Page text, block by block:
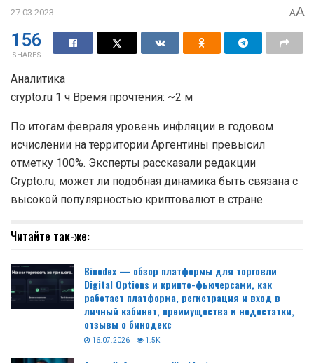
27.03.2023 AA
156
SHARES
Аналитика
crypto.ru 1 ч Время прочтения: ~2 м
По итогам февраля уровень инфляции в годовом
исчислении на территории Аргентины превысил
отметку 100%. Эксперты рассказали редакции
Crypto.ru, может ли подобная динамика быть связана с
высокой популярностью криптовалют в стране.
Читайте так-же:
Binodex — обзор платформы для торговли
Digital Options и крипто-фьючерсами, как
работает платформа, регистрация и вход в
личный кабинет, преимущества и недостатки,
отзывы о бинодекс
16.07.2026 1.5K